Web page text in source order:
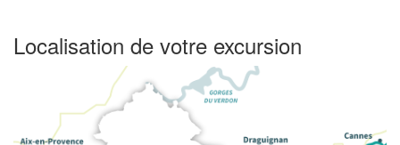
Localisation de votre excursion